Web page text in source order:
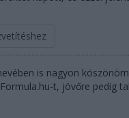
is nagyon
t, jövőre pedig